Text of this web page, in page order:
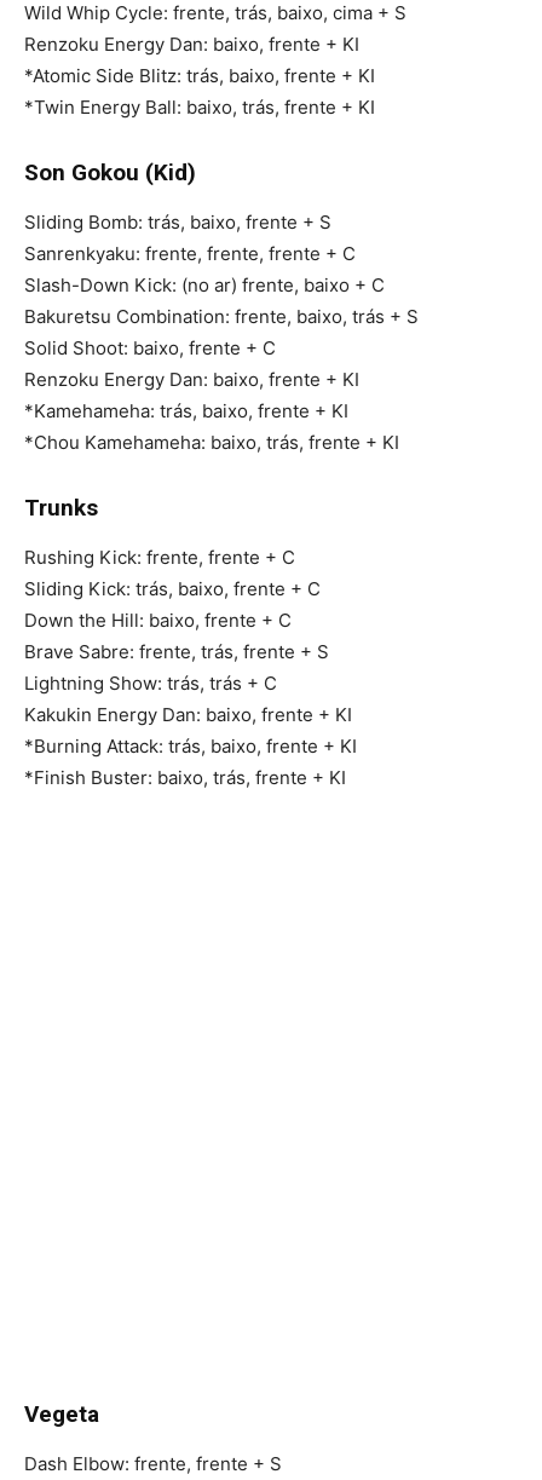
Wild Whip Cycle: frente, trás, baixo, cima + S
Renzoku Energy Dan: baixo, frente + KI
*Atomic Side Blitz: trás, baixo, frente + KI
*Twin Energy Ball: baixo, trás, frente + KI
Son Gokou (Kid)
Sliding Bomb: trás, baixo, frente + S
Sanrenkyaku: frente, frente, frente + C
Slash-Down Kick: (no ar) frente, baixo + C
Bakuretsu Combination: frente, baixo, trás + S
Solid Shoot: baixo, frente + C
Renzoku Energy Dan: baixo, frente + KI
*Kamehameha: trás, baixo, frente + KI
*Chou Kamehameha: baixo, trás, frente + KI
Trunks
Rushing Kick: frente, frente + C
Sliding Kick: trás, baixo, frente + C
Down the Hill: baixo, frente + C
Brave Sabre: frente, trás, frente + S
Lightning Show: trás, trás + C
Kakukin Energy Dan: baixo, frente + KI
*Burning Attack: trás, baixo, frente + KI
*Finish Buster: baixo, trás, frente + KI
Vegeta
Dash Elbow: frente, frente + S